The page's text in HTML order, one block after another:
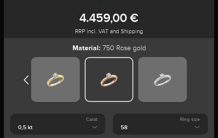
4.459,00 €
RRP incl. VAT and Shipping
Material: 750 Rose gold
Carat Ring size